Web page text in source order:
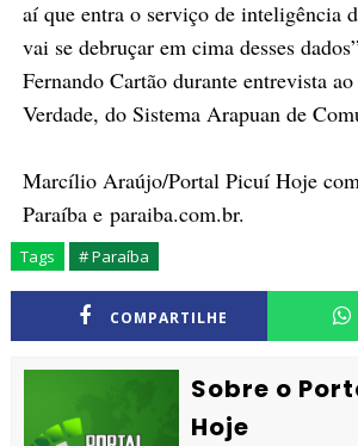
aí que entra o serviço de inteligência
vai se debruçar em cima desses
Fernando Cartão durante entrevista
Verdade, do Sistema Arapuan de
Marcílio Araújo/Portal Picuí Hoje
Paraíba e paraiba.com.br.
Tags # Paraíba
COMPARTILHE
Sobre o
Hoje